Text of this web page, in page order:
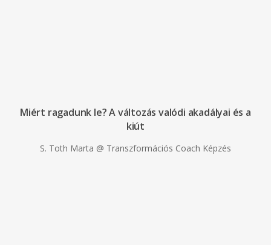
Miért ragadunk le? A változás valódi akadályai és a
kiút
S. Toth Marta @ Transzformációs Coach Képzés